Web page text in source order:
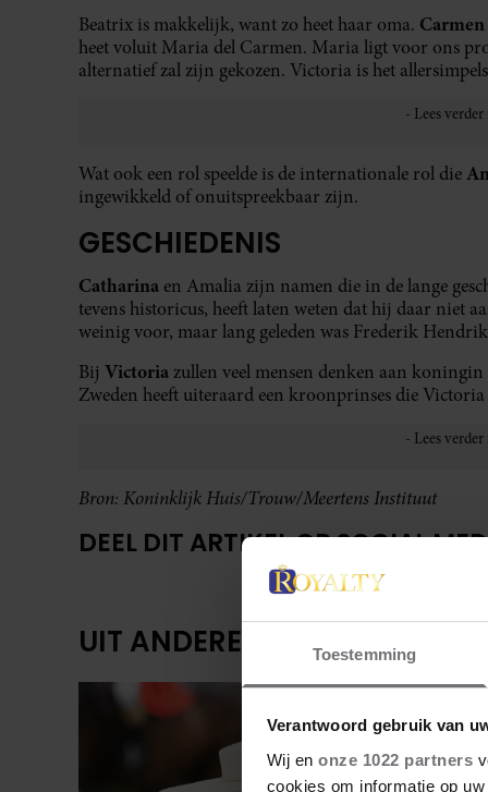
Toestemming
Verantwoord gebruik van
Wij en onze 1022 partners
cookies om informatie op
Beatrix is makkelijk, want zo heet haar oma. Carmen
heet voluit Maria del Carmen. Maria ligt voor ons
alternatief zal zijn gekozen. Victoria is het
Wat ook een rol speelde is de internationale rol die
ingewikkeld of onuitspreekbaar zijn.
GESCHIEDENIS
Catharina en Amalia zijn namen die in de lange
tevens historicus, heeft laten weten dat hij daar niet
weinig voor, maar lang geleden was Frederik
Bij Victoria zullen veel mensen denken aan
Zweden heeft uiteraard een kroonprinses die
Bron: Koninklijk Huis/Trouw/Meertens Instituut
DEEL DIT ARTIKEL OP SOCIAL
UIT ANDERE MEDIA